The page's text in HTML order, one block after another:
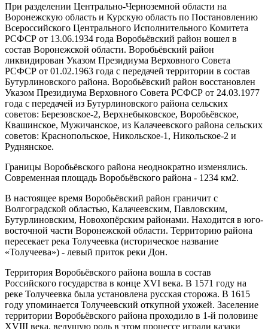
При разделении Центрально-Черноземной области на
Воронежскую область и Курскую область по Постановлению
Всероссийского Центрального Исполнительного Комитета
РСФСР от 13.06.1934 года Воробьёвский район вошел в
состав Воронежской области. Воробьёвский район
ликвидирован Указом Президиума Верховного Совета
РСФСР от 01.02.1963 года с передачей территории в состав
Бутурлиновского района. Воробьёвский район восстановлен
Указом Президиума Верховного Совета РСФСР от 24.03.1977
года с передачей из Бутурлиновского района сельских
советов: Березовское-2, Верхнебыковское, Воробьёвское,
Квашинское, Мужичанское, из Калачеевского района сельских
советов: Краснопольское, Никольское-1, Никольское-2 и
Руднянское.
Границы Воробьёвского района неоднократно изменялись.
Современная площадь Воробьёвского района - 1234 км2.
В настоящее время Воробьёвский район граничит с
Волгоградской областью, Калачеевским, Павловским,
Бутурлиновским, Новохопёрским районами. Находится в юго-
восточной части Воронежской области. Территорию района
пересекает река Толучеевка (историческое название
«Толучеева») - левый приток реки Дон.
Территория Воробьёвского района вошла в состав
Российского государства в конце XVI века. В 1571 году на
реке Толучеевка была установлена русская сторожа. В 1615
году упоминается Толучеевский откупной ухожей. Заселение
территории Воробьёвского района проходило в 1-й половине
XVIII века, ведущую роль в этом процессе играли казаки